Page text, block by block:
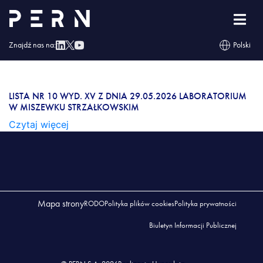
Znajdź nas na: Polski
Lista nr 10 wyd. XV z dnia 29.05.2026
Laboratorium w Miszewku Strzałkowskim
LISTA NR 10 WYD. XV Z DNIA 29.05.2026
LABORATORIUM W MISZEWKU
LISTA NR 10 WYD. XV Z DNIA 29.05.2026 LABORATORIUM
W MISZEWKU STRZAŁKOWSKIM
Czytaj więcej
Mapa stronyRODOPolityka plików cookiesPolityka prywatności
Biuletyn Informacji Publicznej